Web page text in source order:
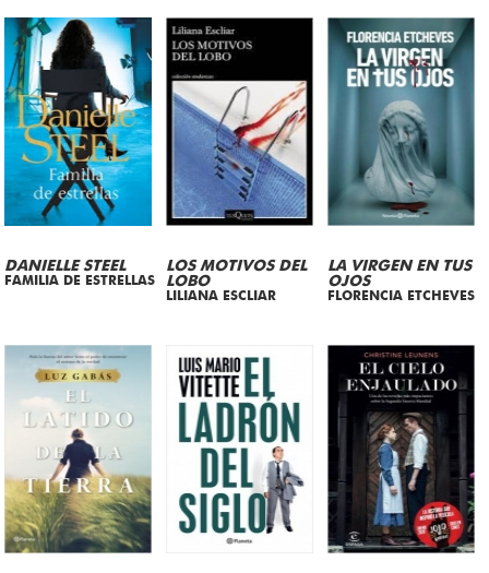
DANIELLE STEEL
FAMILIA DE ESTRELLAS
LOS MOTIVOS DEL
LOBO
LILIANA ESCLIAR
LA VIRGEN EN TUS
OJOS
FLORENCIA ETCHEVES